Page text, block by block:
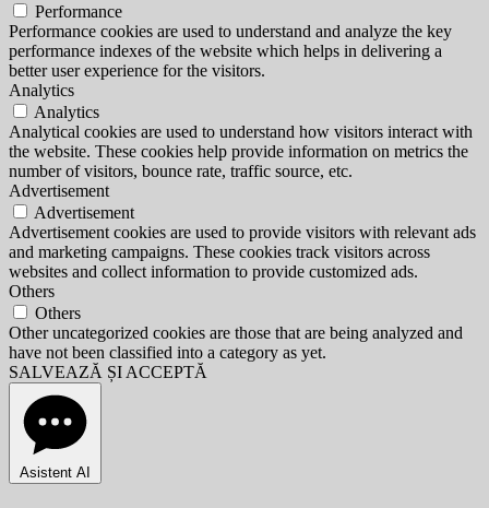
Performance
Performance cookies are used to understand and analyze the key
performance indexes of the website which helps in delivering a
better user experience for the visitors.
Analytics
Analytics
Analytical cookies are used to understand how visitors interact with
the website. These cookies help provide information on metrics the
number of visitors, bounce rate, traffic source, etc.
Advertisement
Advertisement
Advertisement cookies are used to provide visitors with relevant ads
and marketing campaigns. These cookies track visitors across
websites and collect information to provide customized ads.
Others
Others
Other uncategorized cookies are those that are being analyzed and
have not been classified into a category as yet.
SALVEAZĂ ȘI ACCEPTĂ
Asistent AI